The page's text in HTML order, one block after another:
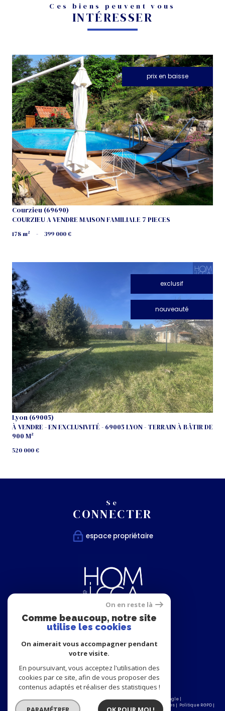
Ces biens peuvent vous
INTÉRESSER
prix en baisse
voir le bien
Courzieu (69690)
COURZIEU A VENDRE MAISON FAMILIALE 7 PIECES
178 m² - 399 000 €
exclusif
nouveauté
voir le bien
Lyon (69005)
À VENDRE - EN EXCLUSIVITÉ - 69005 LYON - TERRAIN À BÂTIR DE
900 M²
520 000 €
Se
CONNECTER
espace propriétaire
Nous
SUIVRE
© 2026 | Tous droits réservés | Traduction powered by Google |
Nos honoraires
Plan du site Mentions légales Partenaires
Politique RGPD
On en reste là
Comme beaucoup, notre site
utilise les cookies
On aimerait vous accompagner pendant
votre visite.
En poursuivant, vous acceptez l'utilisation des
cookies par ce site, afin de vous proposer des
contenus adaptés et réaliser des statistiques !